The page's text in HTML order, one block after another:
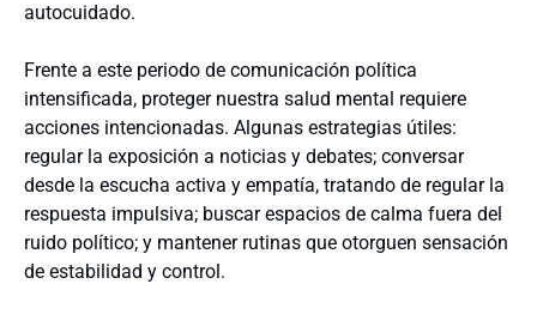
autocuidado.
Frente a este periodo de comunicación política
intensificada, proteger nuestra salud mental requiere
acciones intencionadas. Algunas estrategias útiles:
regular la exposición a noticias y debates; conversar
desde la escucha activa y empatía, tratando de regular la
respuesta impulsiva; buscar espacios de calma fuera del
ruido político; y mantener rutinas que otorguen sensación
de estabilidad y control.